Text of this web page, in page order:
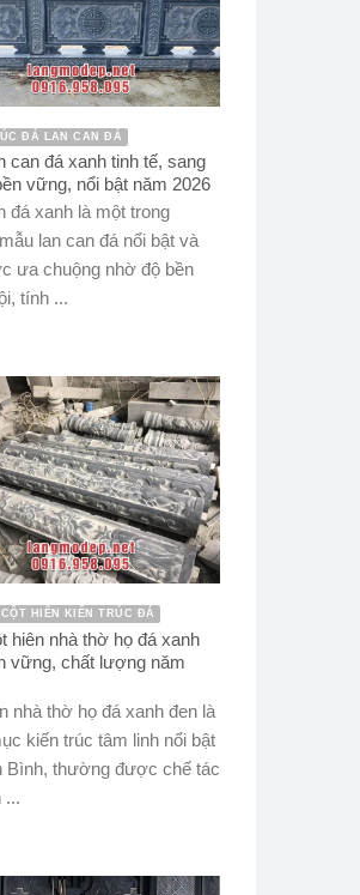
ĐÁ LAN CAN ĐÁ
can đá xanh tinh tế, sang
vững, nổi bật năm 2026
đá xanh là một trong
lan can đá nổi bật và
ưa chuộng nhờ độ bền
tính ...
HIÊN KIẾN TRÚC ĐÁ
hiên nhà thờ họ đá xanh
vững, chất lượng năm
nhà thờ họ đá xanh đen là
kiến trúc tâm linh nổi bật
Bình, thường được chế tác
...